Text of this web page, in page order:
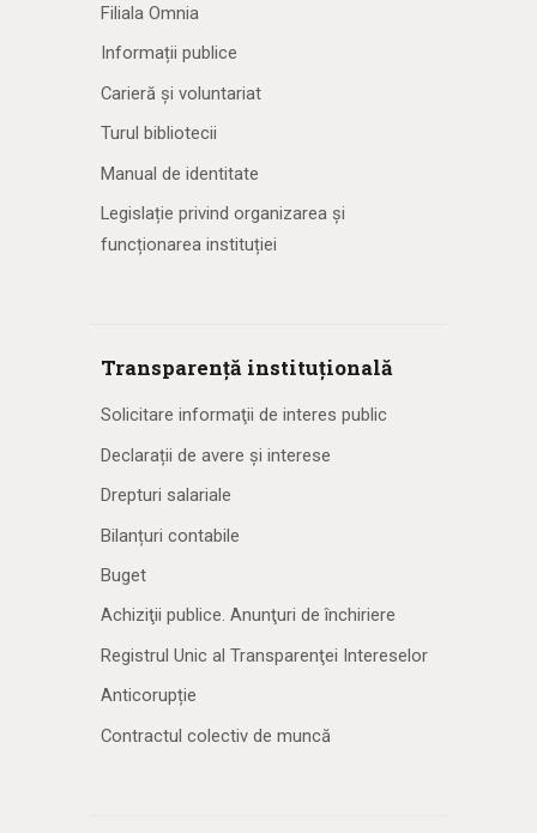
Filiala Omnia
Informații publice
Carieră și voluntariat
Turul bibliotecii
Manual de identitate
Legislație privind organizarea și
funcționarea instituției
Transparență instituțională
Solicitare informaţii de interes public
Declarații de avere și interese
Drepturi salariale
Bilanțuri contabile
Buget
Achiziţii publice. Anunţuri de închiriere
Registrul Unic al Transparenţei Intereselor
Anticorupție
Contractul colectiv de muncă